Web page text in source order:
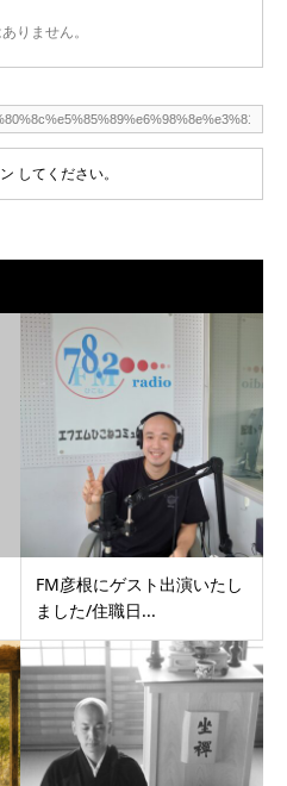
りません。
してください。
FM彦根にゲスト出演いたし
ました/住職日...